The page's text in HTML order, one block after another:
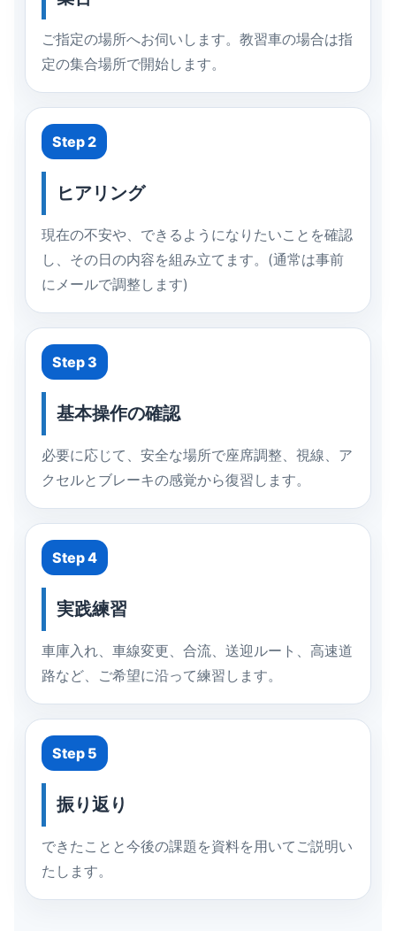
ご指定の場所へお伺いします。教習車の場合は指
定の集合場所で開始します。
Step 2
ヒアリング
現在の不安や、できるようになりたいことを確認
し、その日の内容を組み立てます。(通常は事前
にメールで調整します)
Step 3
基本操作の確認
必要に応じて、安全な場所で座席調整、視線、ア
クセルとブレーキの感覚から復習します。
Step 4
実践練習
車庫入れ、車線変更、合流、送迎ルート、高速道
路など、ご希望に沿って練習します。
Step 5
振り返り
できたことと今後の課題を資料を用いてご説明い
たします。